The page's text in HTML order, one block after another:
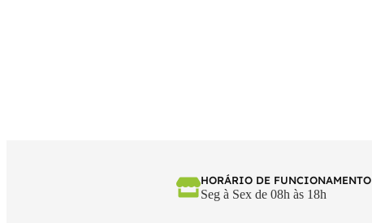
HORÁRIO DE FUNCIONAMENTO
Seg à Sex de 08h às 18h